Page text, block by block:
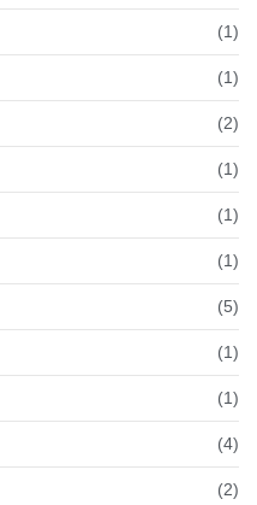
(1)
(1)
(2)
(1)
(1)
(1)
(5)
(1)
(1)
(4)
(2)